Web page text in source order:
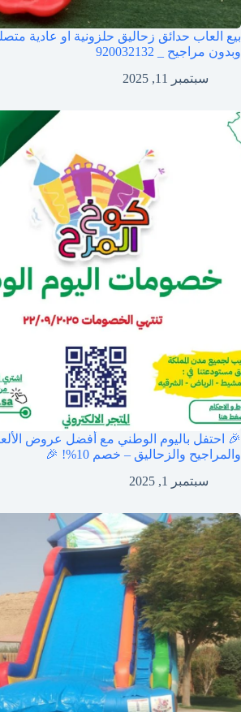
بيع العاب حدائق زحاليق حلزونية او عادية
وبدون مراجيح _ 920032132
سبتمبر 11, 2025
🎉 احتفل باليوم الوطني مع أفضل عروض
والمراجيح والزحاليق – خصم 10%! 🎉
سبتمبر 1, 2025